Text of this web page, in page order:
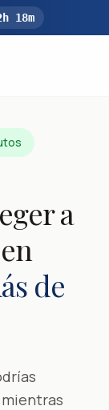
h 18m
a
de